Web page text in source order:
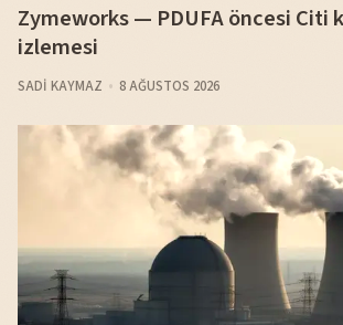
Zymeworks — PDUFA öncesi Citi
izlemesi
SADI KAYMAZ 8 AĞUSTOS 2026